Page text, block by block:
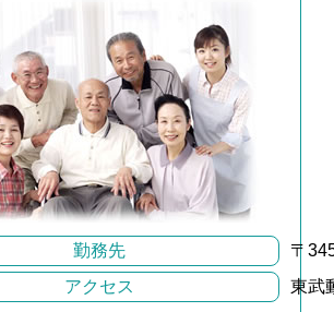
勤務先
〒
アクセス
東武